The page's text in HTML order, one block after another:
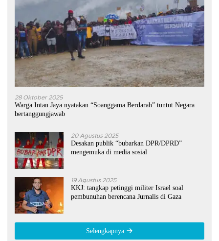
28 Oktober 2025
Warga Intan Jaya nyatakan “Soanggama Berdarah” tuntut Negara
bertanggungjawab
20 Agustus 2025
Desakan publik “bubarkan DPR/DPRD”
mengemuka di media sosial
19 Agustus 2025
KKJ: tangkap petinggi militer Israel soal
pembunuhan berencana Jurnalis di Gaza
Selengkapnya